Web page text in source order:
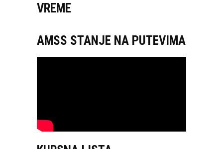
VREME
AMSS STANJE NA PUTEVIMA